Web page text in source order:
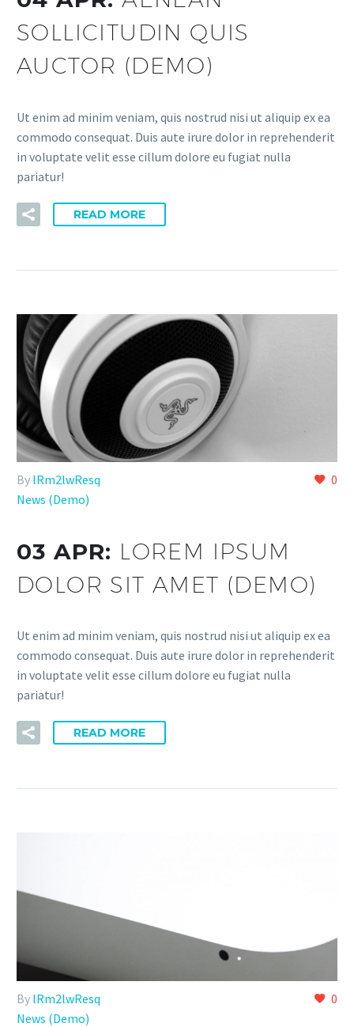
SOLLICITUDIN QUIS
AUCTOR (DEMO)
Ut enim ad minim veniam, quis nostrud nisi ut aliquip ex ea
commodo consequat. Duis aute irure dolor in reprehenderit
in voluptate velit esse cillum dolore eu fugiat nulla
pariatur!
READ MORE
0
By lRm2lwResq
News (Demo)
03 APR: LOREM IPSUM
DOLOR SIT AMET (DEMO)
Ut enim ad minim veniam, quis nostrud nisi ut aliquip ex ea
commodo consequat. Duis aute irure dolor in reprehenderit
in voluptate velit esse cillum dolore eu fugiat nulla
pariatur!
READ MORE
0
By lRm2lwResq
News (Demo)